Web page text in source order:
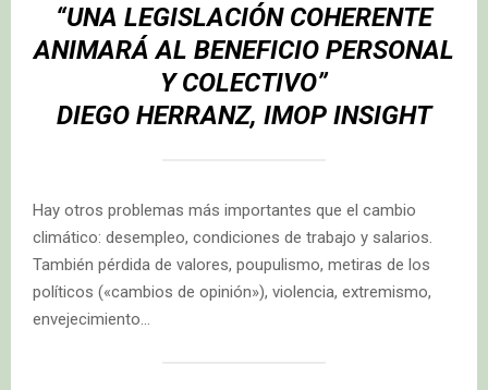
“UNA LEGISLACIÓN COHERENTE
ANIMARÁ AL BENEFICIO PERSONAL
Y COLECTIVO”
DIEGO HERRANZ, IMOP INSIGHT
Hay otros problemas más importantes que el cambio
climático: desempleo, condiciones de trabajo y salarios.
También pérdida de valores, poupulismo, metiras de los
políticos («cambios de opinión»), violencia, extremismo,
envejecimiento…